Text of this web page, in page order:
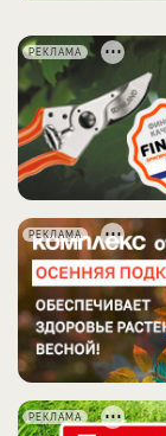
РЕКЛАМА
РЕКЛАМА
РЕКЛАМА